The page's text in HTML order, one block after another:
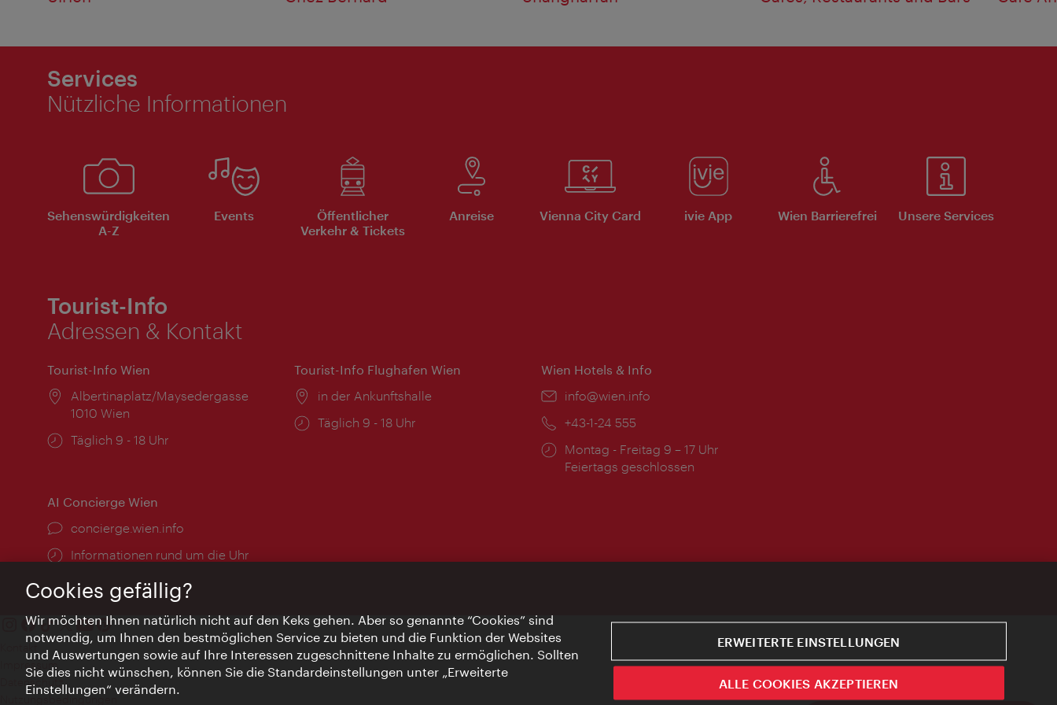
Services
Nützliche Informationen
Sehenswürdigkeiten
A-Z
Events
Öffentlicher
Verkehr & Tickets
Anreise Vienna City Card ivie App Wien Barrierefrei Unsere Services
Tourist-Info
Adressen & Kontakt
Tourist-Info Wien
Ort:
Albertinaplatz/Maysedergasse
1010 Wien
Öffnungszeiten:
Täglich 9 - 18 Uhr
Tourist-Info Flughafen Wien
Ort:
in der Ankunftshalle
Öffnungszeiten:
Täglich 9 - 18 Uhr
Wien Hotels & Info
Email:
info@wien.info
Telefon:
+43-1-24 555
Öffnungszeiten:
Montag - Freitag 9 – 17 Uhr
Feiertags geschlossen
AI Concierge Wien
Ort:
concierge.wien.info
Öffnungszeiten:
Informationen rund um die Uhr
Impressum
Datenschutz
Nutzungsbedingungen
Cookies gefällig?
Wir möchten Ihnen natürlich nicht auf den Keks gehen. Aber so genannte “Cookies” sind
notwendig, um Ihnen den bestmöglichen Service zu bieten und die Funktion der Websites
und Auswertungen sowie auf Ihre Interessen zugeschnittene Inhalte zu ermöglichen. Sollten
Sie dies nicht wünschen, können Sie die Standardeinstellungen unter „Erweiterte
Einstellungen“ verändern.
ERWEITERTE EINSTELLUNGEN
ALLE COOKIES AKZEPTIEREN